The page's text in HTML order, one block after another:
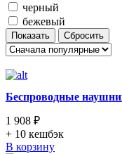
черный
бежевый
Показать Сбросить
Беспроводные
1 908 ₽
+ 10 кешбэк
В корзину